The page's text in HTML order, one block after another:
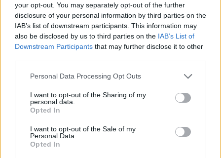
your opt-out. You may separately opt-out of the further
disclosure of your personal information by third parties on the
IAB’s list of downstream participants. This information may
also be disclosed by us to third parties on the IAB’s List of
Downstream Participants that may further disclose it to other
Personal Data Processing Opt Outs
I want to opt-out of the Sharing of my
personal data.
Opted In
I want to opt-out of the Sale of my
Personal Data.
Opted In
Πολύ όμορφο το φόρεμα που μπήκε σε
διαδικασία πλειστηριασμού αλλά ΕΓΩ αυτό
που φόρεσα στην στέψη μου το έχω εδώ και
Ειρήνη Σκλήβα ρίχνοντας ευθείες βολές.